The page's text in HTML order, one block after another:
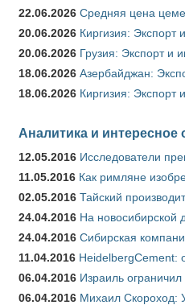
22.06.2026 Средняя цена
20.06.2026 Киргизия:
20.06.2026 Грузия: Экспорт и
18.06.2026 Азербайджан:
18.06.2026 Киргизия: Экспорт
Аналитика и интересное
12.05.2016 Исследователи
11.05.2016 Как римляне
02.05.2016 Тайский
24.04.2016 На новосибирской
24.04.2016 Сибирская
11.04.2016 HeidelbergCement:
06.04.2016 Израиль ограничил
06.04.2016 Михаил Скороход: